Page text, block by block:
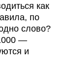
как
по
слово?
—
и